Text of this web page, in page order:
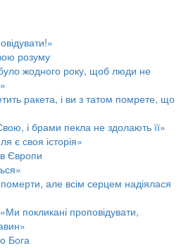
розуму
жодного року, щоб люди не
ракета, і ви з татом помрете, що
і брами пекла не здолають її»
є своя історія»
Європи
але всім серцем надіялася
покликані проповідувати,
Бога